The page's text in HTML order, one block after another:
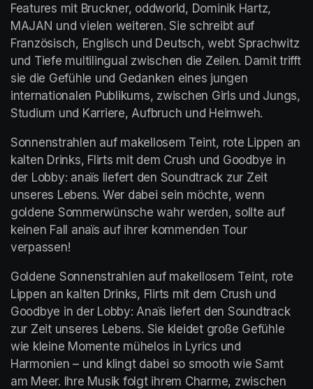
Features mit Bruckner, oddworld, Dominik Hartz,
MAJAN und vielen weiteren. Sie schreibt auf
Französisch, Englisch und Deutsch, webt Sprachwitz
und Tiefe multilingual zwischen die Zeilen. Damit trifft
sie die Gefühle und Gedanken eines jungen
internationalen Publikums, zwischen Girls und Jungs,
Studium und Karriere, Aufbruch und Heimweh.
Sonnenstrahlen auf makellosem Teint, rote Lippen an
kalten Drinks, Flirts mit dem Crush und Goodbye in
der Lobby: anaïs liefert den Soundtrack zur Zeit
unseres Lebens. Wer dabei sein möchte, wenn
goldene Sommerwünsche wahr werden, sollte auf
keinen Fall anaïs auf ihrer kommenden Tour
verpassen!
Goldene Sonnenstrahlen auf makellosem Teint, rote
Lippen an kalten Drinks, Flirts mit dem Crush und
Goodbye in der Lobby: Anaïs liefert den Soundtrack
zur Zeit unseres Lebens. Sie kleidet große Gefühle
wie kleine Momente mühelos in Lyrics und
Harmonien – und klingt dabei so smooth wie Samt
am Meer. Ihre Musik folgt ihrem Charme, zwischen